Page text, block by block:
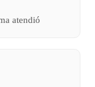
atendió